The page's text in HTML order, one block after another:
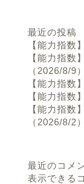
最近の投稿
【能力指数
【能力指数
（2026/8/9）
【能力指数
【能力指数
【能力指数
（2026/8/2）
最近のコメ
表示できる